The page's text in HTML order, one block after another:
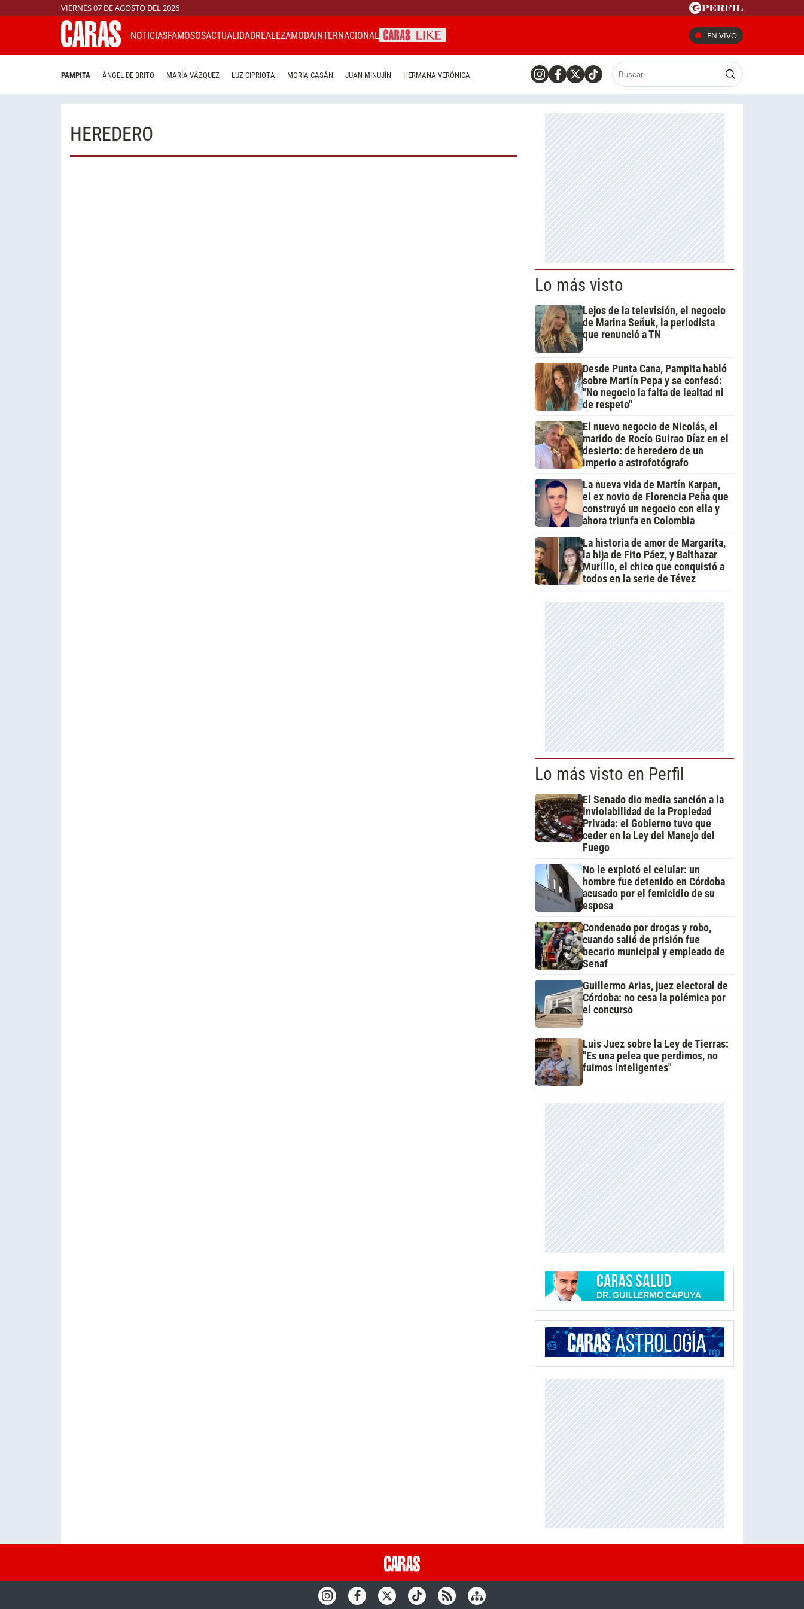
VIERNES 07 DE AGOSTO DEL 2026
NOTICIASFAMOSOSACTUALIDADREALEZAMODAINTERNACIONAL EN VIVO
PAMPITA ÁNGEL DE BRITO MARÍA VÁZQUEZ LUZ CIPRIOTA MORIA CASÁN JUAN MINUJÍN HERMANA VERÓNICA
HEREDERO
Lo más visto
Lejos de la televisión, el negocio
de Marina Señuk, la periodista
que renunció a TN
Desde Punta Cana, Pampita habló
sobre Martín Pepa y se confesó:
"No negocio la falta de lealtad ni
de respeto"
El nuevo negocio de Nicolás, el
marido de Rocío Guirao Díaz en el
desierto: de heredero de un
imperio a astrofotógrafo
La nueva vida de Martín Karpan,
el ex novio de Florencia Peña que
construyó un negocio con ella y
ahora triunfa en Colombia
La historia de amor de Margarita,
la hija de Fito Páez, y Balthazar
Murillo, el chico que conquistó a
todos en la serie de Tévez
Lo más visto en Perfil
El Senado dio media sanción a la
Inviolabilidad de la Propiedad
Privada: el Gobierno tuvo que
ceder en la Ley del Manejo del
Fuego
No le explotó el celular: un
hombre fue detenido en Córdoba
acusado por el femicidio de su
esposa
Condenado por drogas y robo,
cuando salió de prisión fue
becario municipal y empleado de
Senaf
Guillermo Arias, juez electoral de
Córdoba: no cesa la polémica por
el concurso
Luis Juez sobre la Ley de Tierras:
"Es una pelea que perdimos, no
fuimos inteligentes"